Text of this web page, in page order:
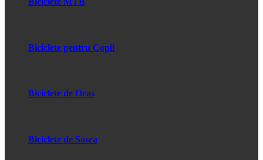
Biciclete pentru Copii
Biciclete de Oras
Biciclete de Sosea